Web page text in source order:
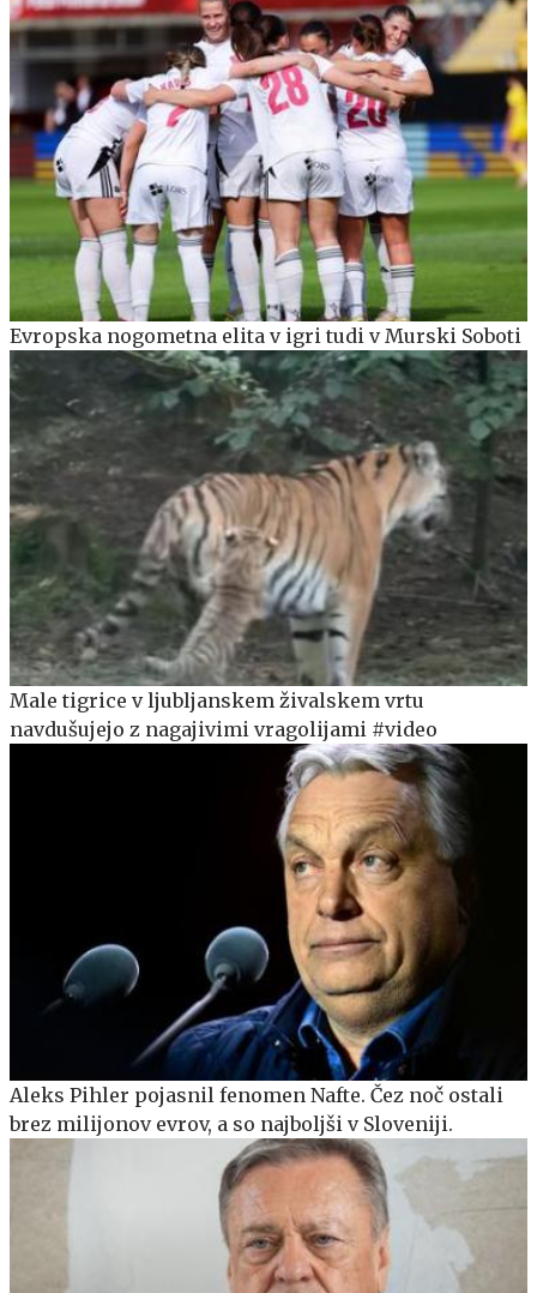
Evropska nogometna elita v igri tudi v Murski Soboti
Male tigrice v ljubljanskem živalskem vrtu
navdušujejo z nagajivimi vragolijami #video
Aleks Pihler pojasnil fenomen Nafte. Čez noč ostali
brez milijonov evrov, a so najboljši v Sloveniji.